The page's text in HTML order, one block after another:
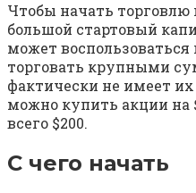
Чтобы начать торговлю
большой стартовый
может
торговать крупными
фактически не имеет
можно купить акции на
всего $200.
С чего начать